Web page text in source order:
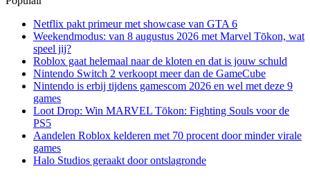
Netflix pakt primeur met showcase van GTA 6
Weekendmodus: van 8 augustus 2026 met Marvel Tōkon, wat
speel jij?
Roblox gaat helemaal naar de kloten en dat is jouw schuld
Nintendo Switch 2 verkoopt meer dan de GameCube
Nintendo is erbij tijdens gamescom 2026 en wel met deze 9
games
Loot Drop: Win MARVEL Tōkon: Fighting Souls voor de
PS5
Aandelen Roblox kelderen met 70 procent door minder virale
games
Halo Studios geraakt door ontslagronde